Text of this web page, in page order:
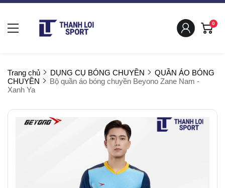
0
Trang chủ DỤNG CỤ BÓNG CHUYỀN
QUẦN ÁO BÓNG
CHUYỀN
Bộ quần áo bóng chuyền Beyono Zane Nam -
Xanh Ya